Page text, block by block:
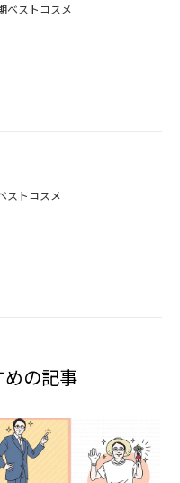
ベストコスメ
ストコスメ
の記事